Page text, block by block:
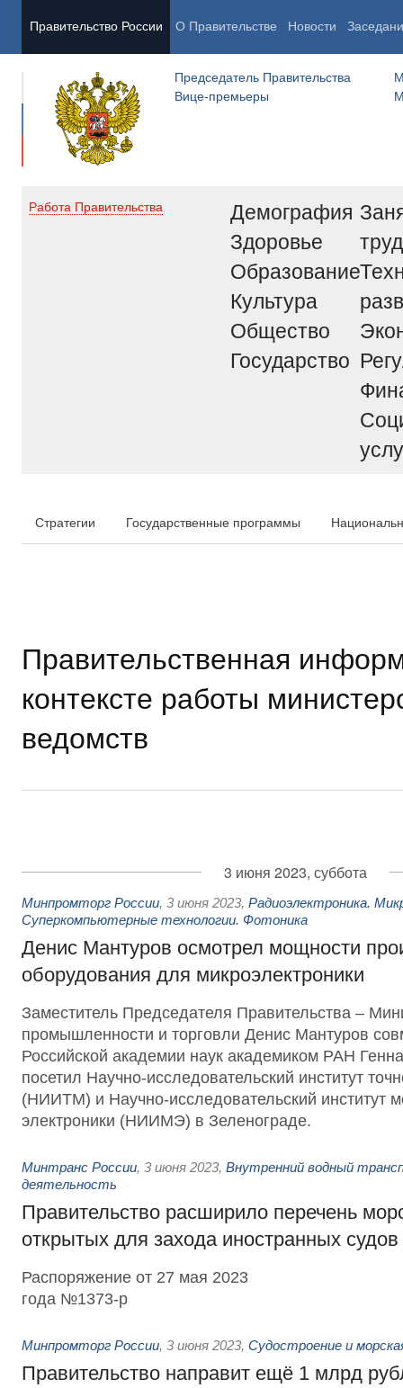
Правительство России О Правительстве Новости
Председатель Правительства
Вице-премьеры
Работа Правительства
Демография
Здоровье
Образование
Культура
Общество
Государство
труд
Стратегии Государственные программы
Правительственная
контексте работы
ведомств
3 июня 2023, суббота
Минпромторг России, 3 июня 2023, Радиоэлектроника.
Суперкомпьютерные технологии. Фотоника
Денис Мантуров осмотрел мощности
оборудования для микроэлектроники
Заместитель Председателя Правительства –
промышленности и торговли Денис Мантуров
Российской академии наук академиком РАН
посетил Научно-исследовательский институт
(НИИТМ) и Научно-исследовательский институт
электроники (НИИМЭ) в Зеленограде.
Минтранс России, 3 июня 2023, Внутренний водный
деятельность
Правительство расширило перечень
открытых для захода иностранных судов
Распоряжение от 27 мая 2023
года №1373-р
Минпромторг России, 3 июня 2023, Судостроение и
Правительство направит ещё 1 млрд